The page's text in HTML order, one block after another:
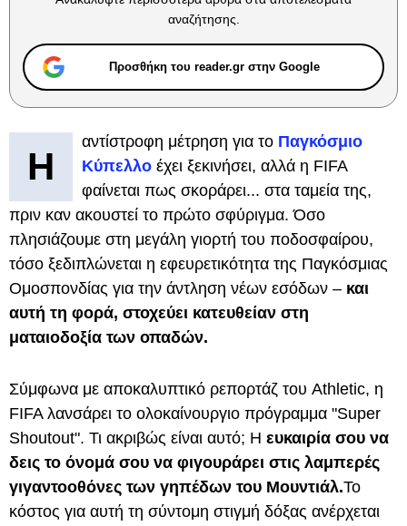
αναζήτησης.
Προσθήκη του reader.gr στην Google
Η
αντίστροφη μέτρηση για το Παγκόσμιο
Κύπελλο έχει ξεκινήσει, αλλά η FIFA
φαίνεται πως σκοράρει... στα ταμεία της,
πριν καν ακουστεί το πρώτο σφύριγμα. Όσο
πλησιάζουμε στη μεγάλη γιορτή του ποδοσφαίρου,
τόσο ξεδιπλώνεται η εφευρετικότητα της Παγκόσμιας
Ομοσπονδίας για την άντληση νέων εσόδων – και
αυτή τη φορά, στοχεύει κατευθείαν στη
ματαιοδοξία των οπαδών.
Σύμφωνα με αποκαλυπτικό ρεπορτάζ του Athletic, η
FIFA λανσάρει το ολοκαίνουργιο πρόγραμμα "Super
Shoutout". Τι ακριβώς είναι αυτό; Η ευκαιρία σου να
δεις το όνομά σου να φιγουράρει στις λαμπερές
γιγαντοοθόνες των γηπέδων του Μουντιάλ.Το
κόστος για αυτή τη σύντομη στιγμή δόξας ανέρχεται